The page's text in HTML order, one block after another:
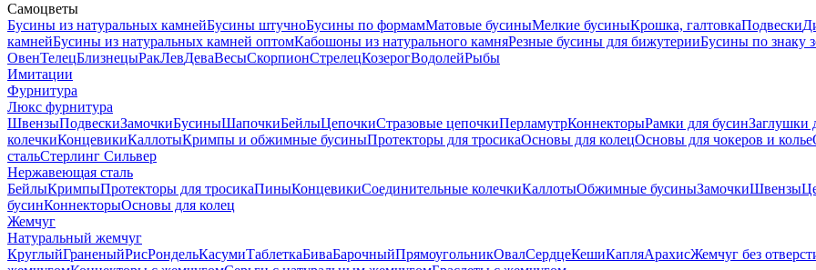
Самоцветы
Бусины из натуральных камнейБусины штучноБусины по формамМатовые бусиныМелкие бусиныКрошка, галтовкаПодвески
камнейБусины из натуральных камней оптомКабошоны из натурального камняРезные бусины для бижутерииБусины по знаку
ОвенТелецБлизнецыРакЛевДеваВесыСкорпионСтрелецКозерогВодолейРыбы
Имитации
Фурнитура
Люкс фурнитура
ШвензыПодвескиЗамочкиБусиныШапочкиБейлыЦепочкиСтразовые цепочкиПерламутрКоннекторыРамки для бусинЗаглушки
колечкиКонцевикиКаллотыКримпы и обжимные бусиныПротекторы для тросикаОсновы для колецОсновы для чокеров и колье
стальСтерлинг Сильвер
Нержавеющая сталь
БейлыКримпыПротекторы для тросикаПиныКонцевикиСоединительные колечкиКаллотыОбжимные бусиныЗамочкиШвензы
бусинКоннекторыОсновы для колец
Жемчуг
Натуральный жемчуг
КруглыйГраненыйРисРондельКасумиТаблеткаБиваБарочныйПрямоугольникОвалСердцеКешиКапляАрахисЖемчуг без